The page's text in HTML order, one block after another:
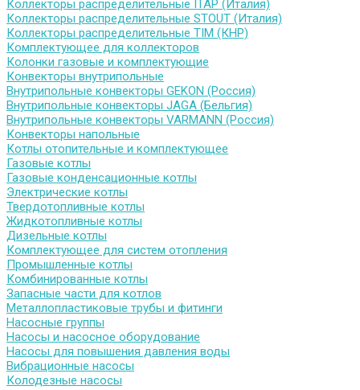
Коллекторы распределительные ITAP (Италия)
Коллекторы распределительные STOUT (Италия)
Коллекторы распределительные TIM (КНР)
Комплектующее для коллекторов
Колонки газовые и комплектующие
Конвекторы внутрипольные
Внутрипольные конвекторы GEKON (Россия)
Внутрипольные конвекторы JAGA (Бельгия)
Внутрипольные конвекторы VARMANN (Россия)
Конвекторы напольные
Котлы отопительные и комплектующее
Газовые котлы
Газовые конденсационные котлы
Электрические котлы
Твердотопливные котлы
Жидкотопливные котлы
Дизельные котлы
Комплектующее для систем отопления
Промышленные котлы
Комбинированные котлы
Запасные части для котлов
Металлопластиковые трубы и фитинги
Насосные группы
Насосы и насосное оборудование
Насосы для повышения давления воды
Вибрационные насосы
Колодезные насосы